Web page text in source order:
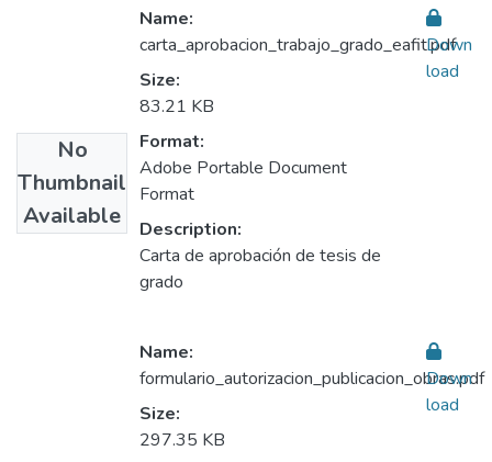
No
Thumbnail
Available
Name:
carta_aprobacion_trabajo_grado_eafit.pdf
Size:
83.21 KB
Format:
Adobe Portable Document
Format
Description:
Carta de aprobación de tesis de
grado
Down
load
Name:
formulario_autorizacion_publicacion_obras.pdf
Size:
297.35 KB
Down
load